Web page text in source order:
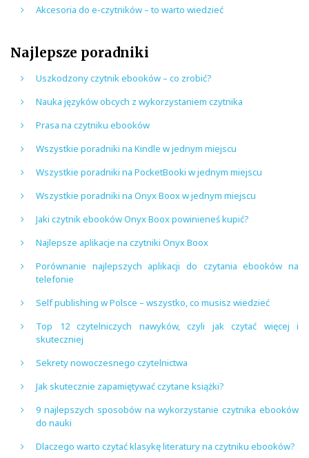
Akcesoria do e-czytników – to warto wiedzieć
Najlepsze poradniki
Uszkodzony czytnik ebooków – co zrobić?
Nauka języków obcych z wykorzystaniem czytnika
Prasa na czytniku ebooków
Wszystkie poradniki na Kindle w jednym miejscu
Wszystkie poradniki na PocketBooki w jednym miejscu
Wszystkie poradniki na Onyx Boox w jednym miejscu
Jaki czytnik ebooków Onyx Boox powinieneś kupić?
Najlepsze aplikacje na czytniki Onyx Boox
Porównanie najlepszych aplikacji do czytania ebooków na
telefonie
Self publishing w Polsce – wszystko, co musisz wiedzieć
Top 12 czytelniczych nawyków, czyli jak czytać więcej i
skuteczniej
Sekrety nowoczesnego czytelnictwa
Jak skutecznie zapamiętywać czytane książki?
9 najlepszych sposobów na wykorzystanie czytnika ebooków
do nauki
Dlaczego warto czytać klasykę literatury na czytniku ebooków?